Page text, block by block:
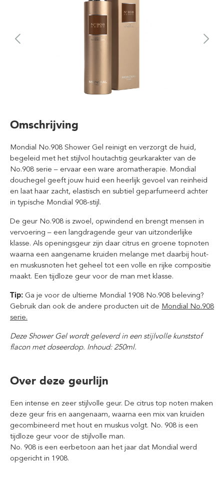
Omschrijving
Mondial No.908 Shower Gel reinigt en verzorgt de huid,
begeleid met het stijlvol houtachtig geurkarakter van de
No.908 serie – ervaar een ware aromatherapie. Mondial
douchegel geeft jouw huid een heerlijk gevoel van reinheid
en laat haar zacht, elastisch en subtiel geparfumeerd achter
in typische Mondial 908-stijl.
De geur No.908 is zwoel, opwindend en brengt mensen in
vervoering – een langdragende geur van uitzonderlijke
klasse. Als openingsgeur zijn daar citrus en groene topnoten
waarna een aangename kruiden melange met daarbij hout-
en muskusnoten het geheel tot een volle en rijke compositie
maakt. Een tijdloze geur voor de man met klasse.
Tip: Ga je voor de ultieme Mondial 1908 No.908 beleving?
Gebruik dan ook de andere producten uit de Mondial No.908
serie.
Deze Shower Gel wordt geleverd in een stijlvolle kunststof
flacon met doseerdop. Inhoud: 250ml.
Over deze geurlijn
Een intense en zeer stijlvolle geur. De citrus top noten maken
deze geur fris en aangenaam, waarna een mix van kruiden
gecombineerd met hout en muskus volgt. No. 908 is een
tijdloze geur voor de stijlvolle man.
No. 908 is een eerbetoon aan het jaar dat Mondial werd
opgericht in 1908.